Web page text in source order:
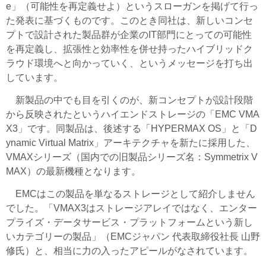
e」（可能性を再定義せよ）というスローガンを掲げて行っ
た発表に基づくものです。このとき同社は、新しいコンセ
プトで設計された製品群が企業のIT部門にとっての可能性
を再定義し、拡張性と効率性を併せ持ったハイブリッドク
ラウド環境へと向かっていく、というメッセージを打ち出
しています。
新製品の中でも目を引くのが、新コンセプトが設計段階
から反映されたというハイエンドストレージの「EMC VMA
X3」です。同製品は、後述する「HYPERMAX OS」と「D
ynamic Virtual Matrix」アーキテクチャを新たに採用した、
VMAXシリーズ（国内での旧製品シリーズ名：Symmetrix V
MAX）の最新機種となります。
EMCはこの製品を単なるストレージとして紹介しません
でした。「VMAX3はストレージアレイではなく、エンター
プライズ・データサービス・プラットフォームという新し
いカテゴリーの製品」（EMCジャパン 代表取締役社長 山野
修氏）と、相当に力の入ったアピールがなされています。